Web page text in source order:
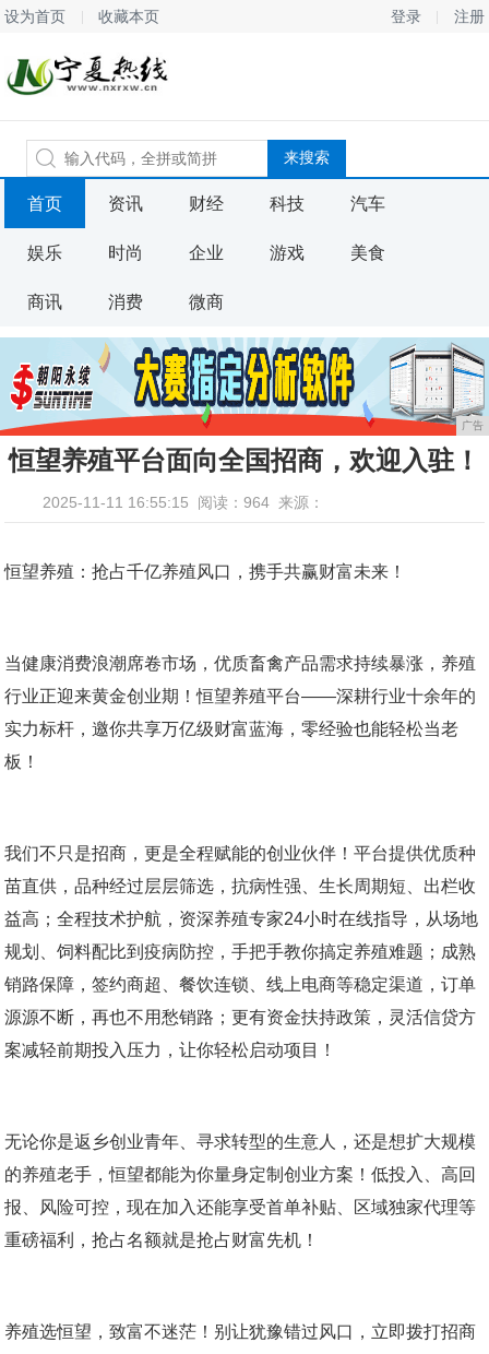
设为首页 收藏本页 登录 注册
首页 资讯 财经 科技 汽车
娱乐 时尚 企业 游戏 美食
商讯 消费 微商
广告
恒望养殖平台面向全国招商，欢迎入驻！
2025-11-11 16:55:15 阅读：964 来源：
恒望养殖：抢占千亿养殖风口，携手共赢财富未来！
当健康消费浪潮席卷市场，优质畜禽产品需求持续暴涨，养殖
行业正迎来黄金创业期！恒望养殖平台——深耕行业十余年的
实力标杆，邀你共享万亿级财富蓝海，零经验也能轻松当老
板！
我们不只是招商，更是全程赋能的创业伙伴！平台提供优质种
苗直供，品种经过层层筛选，抗病性强、生长周期短、出栏收
益高；全程技术护航，资深养殖专家24小时在线指导，从场地
规划、饲料配比到疫病防控，手把手教你搞定养殖难题；成熟
销路保障，签约商超、餐饮连锁、线上电商等稳定渠道，订单
源源不断，再也不用愁销路；更有资金扶持政策，灵活信贷方
案减轻前期投入压力，让你轻松启动项目！
无论你是返乡创业青年、寻求转型的生意人，还是想扩大规模
的养殖老手，恒望都能为你量身定制创业方案！低投入、高回
报、风险可控，现在加入还能享受首单补贴、区域独家代理等
重磅福利，抢占名额就是抢占财富先机！
养殖选恒望，致富不迷茫！别让犹豫错过风口，立即拨打招商